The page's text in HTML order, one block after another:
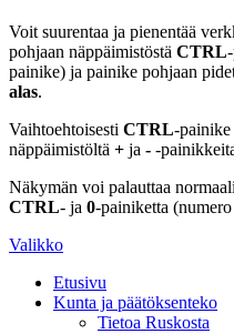
Voit suurentaa ja pienentää
pohjaan näppäimistöstä CTRL
painike) ja painike pohjaan
alas.
Vaihtoehtoisesti CTRL-painike
näppäimistöltä + ja - -
Näkymän voi palauttaa
CTRL- ja 0-painiketta
Valikko
Etusivu
Kunta ja päätöksenteko
Tietoa Ruskosta